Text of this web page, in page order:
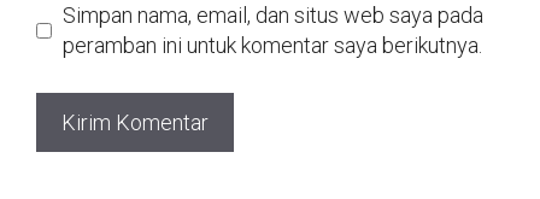
Simpan nama, email, dan situs web saya pada
peramban ini untuk komentar saya berikutnya.